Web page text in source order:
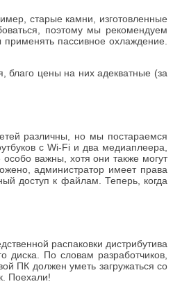
старые камни, изготовленные
поэтому мы рекомендуем
применять пассивное охлаждение.
благо цены на них адекватные (за
различны, но мы постараемся
с Wi-Fi и два медиаплеера,
важны, хотя они также могут
администратор имеет права
доступ к файлам. Теперь, когда
распаковки дистрибутива
диска. По словам разработчиков,
ПК должен уметь загружаться со
Поехали!